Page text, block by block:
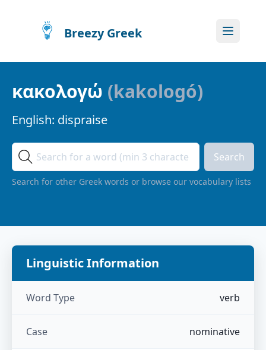
Breezy Greek
κακολογώ (kakologó)
English: dispraise
Search
Search for other Greek words or browse our vocabulary lists
Linguistic Information
Word Type verb
Case nominative